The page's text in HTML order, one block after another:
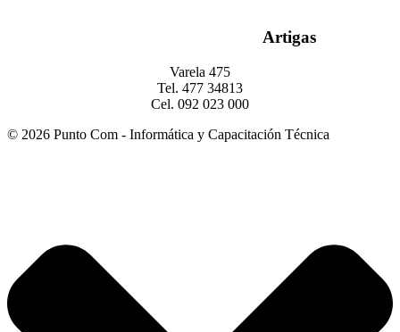
Artigas
Varela 475
Tel. 477 34813
Cel. 092 023 000
© 2026 Punto Com - Informática y Capacitación Técnica